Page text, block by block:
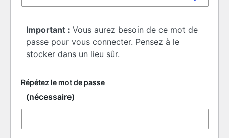
Important : Vous aurez besoin de ce mot de
passe pour vous connecter. Pensez à le
stocker dans un lieu sûr.
Répétez le mot de passe
(nécessaire)